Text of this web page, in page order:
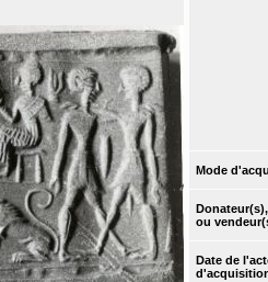
Mode
ou
Date de